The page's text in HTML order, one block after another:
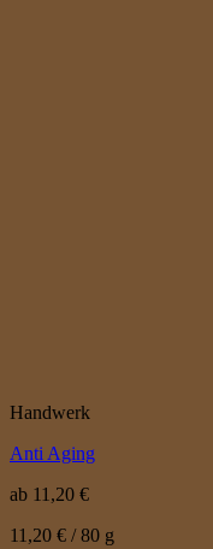
Handwerk
Anti Aging
ab 11,20 €
11,20 € /80 g